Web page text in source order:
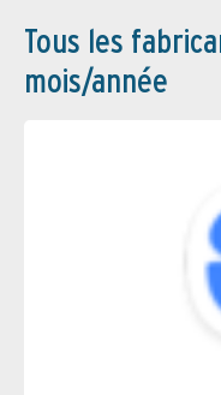
Tous les
mois/année